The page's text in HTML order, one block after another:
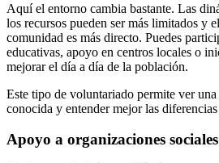
Aquí el entorno cambia bastante. Las
los recursos pueden ser más limitados y
comunidad es más directo. Puedes
educativas, apoyo en centros locales o
mejorar el día a día de la población.
Este tipo de voluntariado permite ver
conocida y entender mejor las
Apoyo a organizaciones sociales